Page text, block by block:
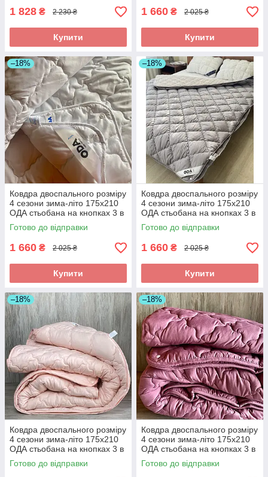
1 828 ₴ 2 230 ₴
Купити
1 660 ₴ 2 025 ₴
Купити
–18%
Ковдра двоспального розміру
4 сезони зима-літо 175х210
ОДА стьобана на кнопках 3 в
1, Колір - Белый
Готово до відправки
1 660 ₴ 2 025 ₴
Купити
–18%
Ковдра двоспального розміру
4 сезони зима-літо 175х210
ОДА стьобана на кнопках 3 в
1, Колір - Сірий
Готово до відправки
1 660 ₴ 2 025 ₴
Купити
–18%
Ковдра двоспального розміру
4 сезони зима-літо 175х210
ОДА стьобана на кнопках 3 в
1, Колір - Ніжно кораловий
Готово до відправки
–18%
Ковдра двоспального розміру
4 сезони зима-літо 175х210
ОДА стьобана на кнопках 3 в
1, Колір - Малиновий
Готово до відправки